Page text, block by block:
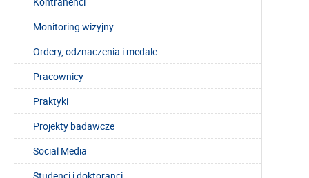
Monitoring wizyjny
Ordery, odznaczenia i medale
Pracownicy
Praktyki
Projekty badawcze
Social Media